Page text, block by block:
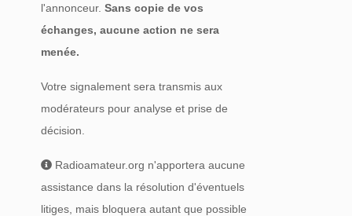
l'annonceur.Sans copie de vos
échanges, aucune action ne sera
menée.
Votre signalement sera transmis aux
modérateurs pour analyse et prise de
décision.
Radioamateur.org n'apportera aucune
assistance dans la résolution d'éventuels
litiges, mais bloquera autant que possible